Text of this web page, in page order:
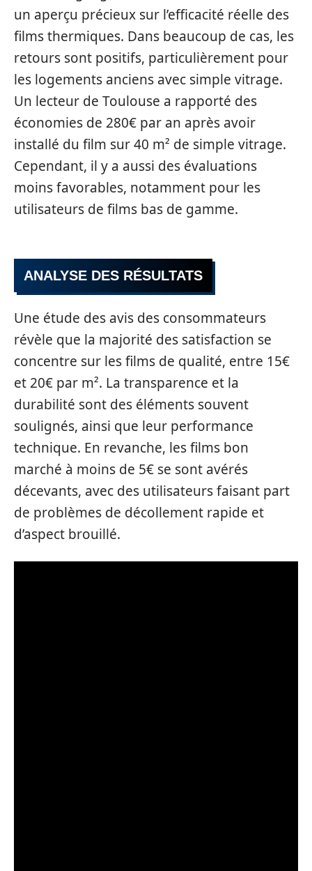
un aperçu précieux sur l’efficacité réelle des
films thermiques. Dans beaucoup de cas, les
retours sont positifs, particulièrement pour
les logements anciens avec simple vitrage.
Un lecteur de Toulouse a rapporté des
économies de 280€ par an après avoir
installé du film sur 40 m² de simple vitrage.
Cependant, il y a aussi des évaluations
moins favorables, notamment pour les
utilisateurs de films bas de gamme.
ANALYSE DES RÉSULTATS
Une étude des avis des consommateurs
révèle que la majorité des satisfaction se
concentre sur les films de qualité, entre 15€
et 20€ par m². La transparence et la
durabilité sont des éléments souvent
soulignés, ainsi que leur performance
technique. En revanche, les films bon
marché à moins de 5€ se sont avérés
décevants, avec des utilisateurs faisant part
de problèmes de décollement rapide et
d’aspect brouillé.